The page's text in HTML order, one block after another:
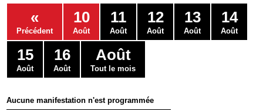
Services
Contacts
«
Précédent
10
Août
11
Août
12
Août
13
Août
14
Août
15
Août
16
Août
Août
Tout le mois
Aucune manifestation n'est programmée